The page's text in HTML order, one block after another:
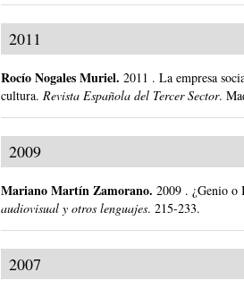
2011
Rocío Nogales Muriel.2011 .La empresa
cultura. Revista Española del Tercer Sector.
2009
Mariano Martín Zamorano.2009 . ¿Genio o
audiovisual y otros lenguajes.215-233.
2007